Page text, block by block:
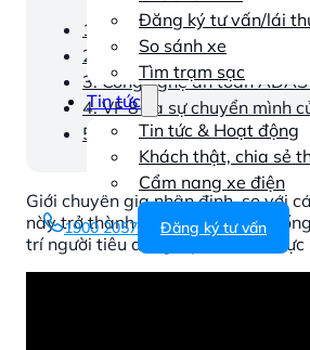
Đăng ký tư vấn/lái
So sánh xe
Tìm trạm sạc
Tin tức
Tin tức & Hoạt động
Khách thật, chia sẻ
Cẩm nang xe điện
1900 2057 Đăng ký tư vấn
1. Giá trị vượt trội: Vì sao
2. Hiệu suất và Trải
3. Công nghệ an toàn
4. VF 8 và sự chuyển mình
5. Trải nghiệm VF8- Tiêu
Giới chuyên gia nhận định, so với
này trở thành lựa chọn “đáng
trí người tiêu dùng ở phân khúc